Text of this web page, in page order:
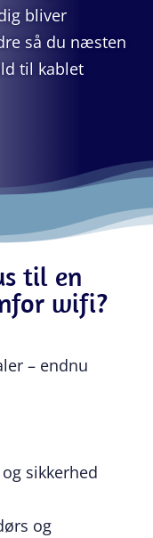
bliver
så du næsten
til kablet
til en
wifi?
– endnu
sikkerhed
og